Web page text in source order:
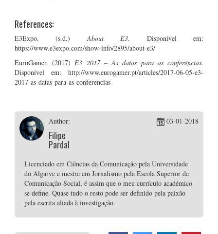
References:
E3Expo. (s.d.)About E3. Disponível em:
https://www.e3expo.com/show-info/2895/about-e3/
EuroGamer. (2017)E3 2017 – As datas para as conferências.
Disponível em: http://www.eurogamer.pt/articles/2017-06-05-e3-
2017-as-datas-para-as-conferencias
Author:
Filipe
Pardal
03-01-2018
Licenciado em Ciências da Comunicação pela Universidade
do Algarve e mestre em Jornalismo pela Escola Superior de
Comunicação Social, é assim que o meu currículo académico
se define. Quase tudo o resto pode ser definido pela paixão
pela escrita aliada à investigação.